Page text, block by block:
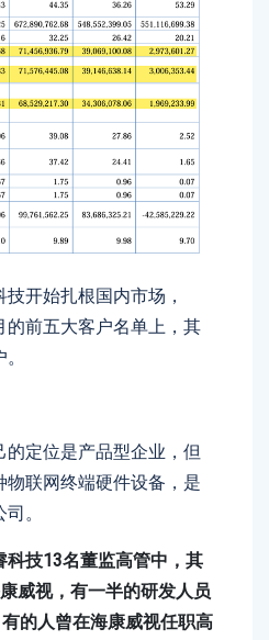
开始扎根国内市场，
前五大客户名单上，其
定位是产品型企业，但
物联网终端硬件设备，是
。
科技13名董监高管中，其
威视，有一半的研发人员
的人曾在海康威视任职高